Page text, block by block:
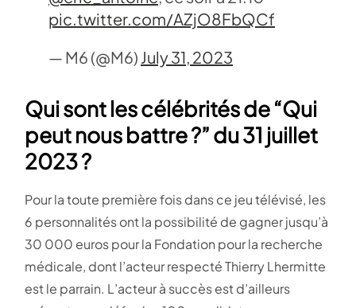
pic.twitter.com/AZjO8FbQCf
— M6 (@M6) July 31, 2023
Qui sont les célébrités de “Qui
peut nous battre ?” du 31 juillet
2023 ?
Pour la toute première fois dans ce jeu télévisé, les
6 personnalités ont la possibilité de gagner jusqu’à
30 000 euros pour la Fondation pour la recherche
médicale, dont l’acteur respecté Thierry Lhermitte
est le parrain. L’acteur à succès est d’ailleurs